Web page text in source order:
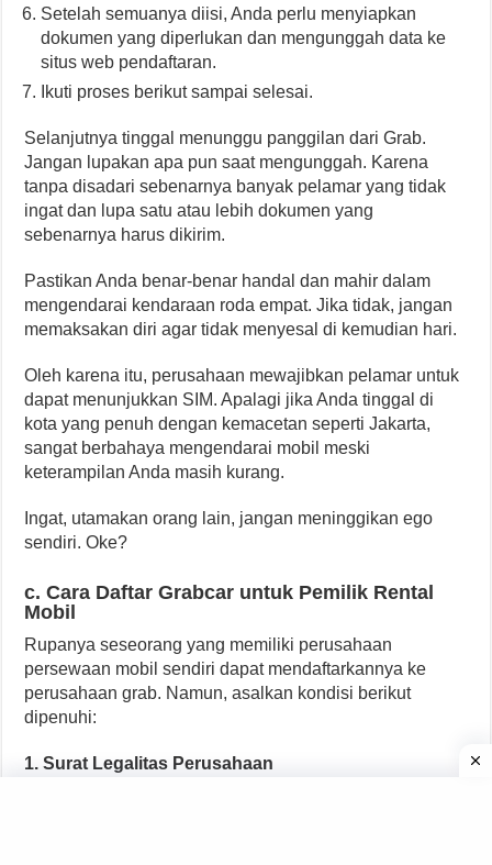
Setelah semuanya diisi, Anda perlu menyiapkan
dokumen yang diperlukan dan mengunggah data ke
situs web pendaftaran.
Ikuti proses berikut sampai selesai.
Selanjutnya tinggal menunggu panggilan dari Grab.
Jangan lupakan apa pun saat mengunggah. Karena
tanpa disadari sebenarnya banyak pelamar yang tidak
ingat dan lupa satu atau lebih dokumen yang
sebenarnya harus dikirim.
Pastikan Anda benar-benar handal dan mahir dalam
mengendarai kendaraan roda empat. Jika tidak, jangan
memaksakan diri agar tidak menyesal di kemudian hari.
Oleh karena itu, perusahaan mewajibkan pelamar untuk
dapat menunjukkan SIM. Apalagi jika Anda tinggal di
kota yang penuh dengan kemacetan seperti Jakarta,
sangat berbahaya mengendarai mobil meski
keterampilan Anda masih kurang.
Ingat, utamakan orang lain, jangan meninggikan ego
sendiri. Oke?
c. Cara Daftar Grabcar untuk Pemilik Rental
Mobil
Rupanya seseorang yang memiliki perusahaan
persewaan mobil sendiri dapat mendaftarkannya ke
perusahaan grab. Namun, asalkan kondisi berikut
dipenuhi:
1. Surat Legalitas Perusahaan